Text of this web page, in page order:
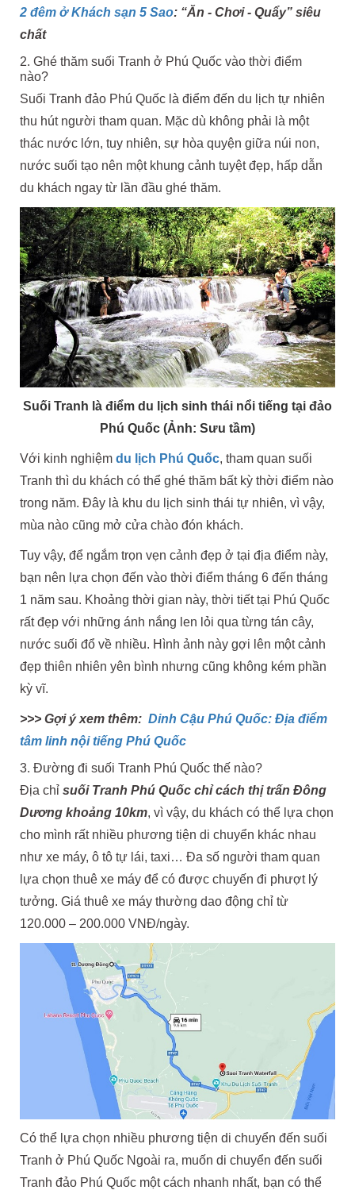
2 đêm ở Khách sạn 5 Sao: “Ăn - Chơi - Quẩy” siêu
chất
2. Ghé thăm suối Tranh ở Phú Quốc vào thời điểm
nào?
Suối Tranh đảo Phú Quốc là điểm đến du lịch tự nhiên
thu hút người tham quan. Mặc dù không phải là một
thác nước lớn, tuy nhiên, sự hòa quyện giữa núi non,
nước suối tạo nên một khung cảnh tuyệt đẹp, hấp dẫn
du khách ngay từ lần đầu ghé thăm.
Suối Tranh là điểm du lịch sinh thái nổi tiếng tại đảo
Phú Quốc (Ảnh: Sưu tầm)
Với kinh nghiệmdu lịch Phú Quốc, tham quan suối
Tranh thì du khách có thể ghé thăm bất kỳ thời điểm nào
trong năm. Đây là khu du lịch sinh thái tự nhiên, vì vậy,
mùa nào cũng mở cửa chào đón khách.
Tuy vậy, để ngắm trọn vẹn cảnh đẹp ở tại địa điểm này,
bạn nên lựa chọn đến vào thời điểm tháng 6 đến tháng
1 năm sau. Khoảng thời gian này, thời tiết tại Phú Quốc
rất đẹp với những ánh nắng len lỏi qua từng tán cây,
nước suối đổ về nhiều. Hình ảnh này gợi lên một cảnh
đẹp thiên nhiên yên bình nhưng cũng không kém phần
kỳ vĩ.
>>> Gợi ý xem thêm:Dinh Cậu Phú Quốc: Địa điểm
tâm linh nội tiếng Phú Quốc
3. Đường đi suối Tranh Phú Quốc thế nào?
Địa chỉsuối Tranh Phú Quốc chỉ cách thị trấn Đông
Dương khoảng 10km, vì vậy, du khách có thể lựa chọn
cho mình rất nhiều phương tiện di chuyển khác nhau
như xe máy, ô tô tự lái, taxi… Đa số người tham quan
lựa chọn thuê xe máy để có được chuyến đi phượt lý
tưởng. Giá thuê xe máy thường dao động chỉ từ
120.000 – 200.000 VNĐ/ngày.
Có thể lựa chọn nhiều phương tiện di chuyển đến suối
Tranh ở Phú Quốc Ngoài ra, muốn di chuyển đến suối
Tranh đảo Phú Quốc một cách nhanh nhất, bạn có thể